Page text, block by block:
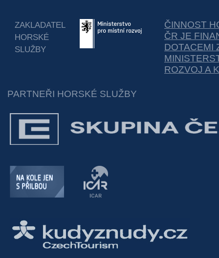
ZAKLADATEL
HORSKÉ
SLUŽBY
ČINNOST
ČR JE
DOTACEMI
ROZVOJ A
PARTNEŘI HORSKÉ SLUŽBY